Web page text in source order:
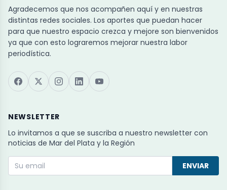
Agradecemos que nos acompañen aquí y en nuestras
distintas redes sociales. Los aportes que puedan hacer
para que nuestro espacio crezca y mejore son bienvenidos
ya que con esto lograremos mejorar nuestra labor
periodística.
NEWSLETTER
Lo invitamos a que se suscriba a nuestro newsletter con
noticias de Mar del Plata y la Región
ENVIAR